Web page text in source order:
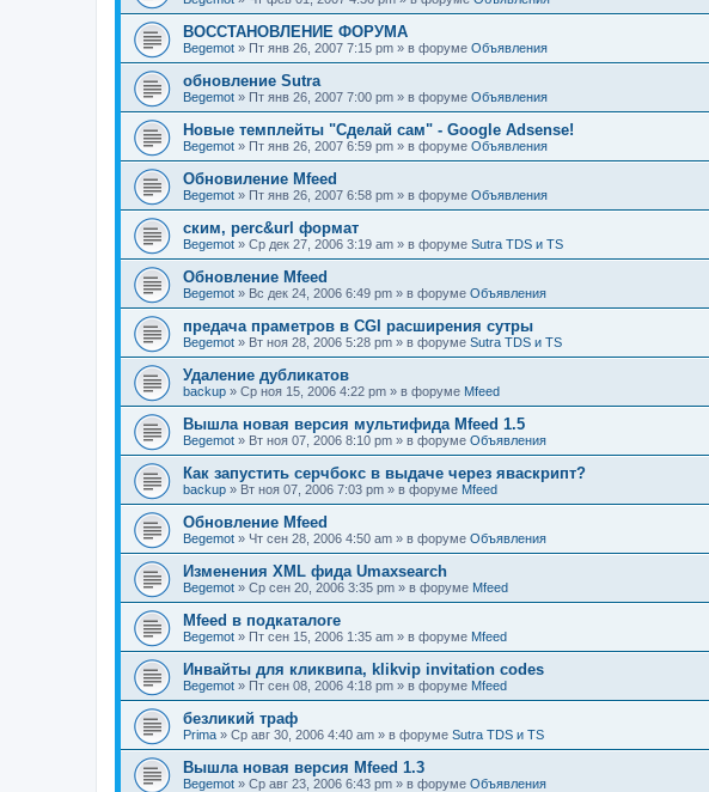
ВОССТАНОВЛЕНИЕ ФОРУМА
Begemot » Пт янв 26, 2007 7:15 pm » в форуме Объявления
обновление Sutra
Begemot » Пт янв 26, 2007 7:00 pm » в форуме Объявления
Новые темплейты "Cделай сам" - Google Adsense!
Begemot » Пт янв 26, 2007 6:59 pm » в форуме Объявления
Обновиление Mfeed
Begemot » Пт янв 26, 2007 6:58 pm » в форуме Объявления
ским, perc&url формат
Begemot » Ср дек 27, 2006 3:19 am » в форуме Sutra TDS и TS
Обновление Mfeed
Begemot » Вс дек 24, 2006 6:49 pm » в форуме Объявления
предача праметров в CGI расширения сутры
Begemot » Вт ноя 28, 2006 5:28 pm » в форуме Sutra TDS и TS
Удаление дубликатов
backup » Ср ноя 15, 2006 4:22 pm » в форуме Mfeed
Вышла новая версия мультифида Mfeed 1.5
Begemot » Вт ноя 07, 2006 8:10 pm » в форуме Объявления
Как запустить серчбокс в выдаче через яваскрипт?
backup » Вт ноя 07, 2006 7:03 pm » в форуме Mfeed
Обновление Mfeed
Begemot » Чт сен 28, 2006 4:50 am » в форуме Объявления
Изменения XML фида Umaxsearch
Begemot » Ср сен 20, 2006 3:35 pm » в форуме Mfeed
Mfeed в подкаталоге
Begemot » Пт сен 15, 2006 1:35 am » в форуме Mfeed
Инвайты для кликвипа, klikvip invitation codes
Begemot » Пт сен 08, 2006 4:18 pm » в форуме Mfeed
безликий траф
Prima » Ср авг 30, 2006 4:40 am » в форуме Sutra TDS и TS
Вышла новая версия Mfeed 1.3
Begemot » Ср авг 23, 2006 6:43 pm » в форуме Объявления